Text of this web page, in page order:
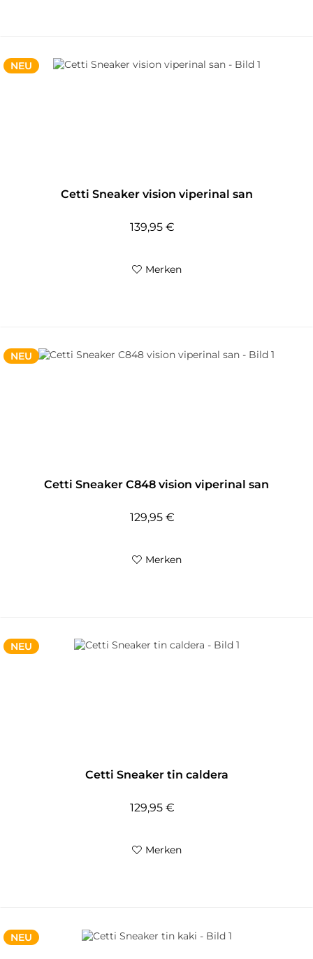
NEU
Cetti Sneaker vision viperinal san
139,95 €
Merken
NEU
Cetti Sneaker C848 vision viperinal san
129,95 €
Merken
NEU
Cetti Sneaker tin caldera
129,95 €
Merken
NEU